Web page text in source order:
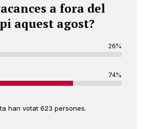
a fora del
aquest agost?
26%
74%
han votat 623 persones.